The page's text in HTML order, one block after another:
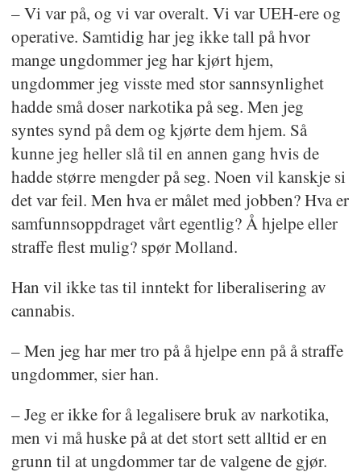
– Vi var på, og vi var overalt. Vi var UEH-ere og
operative. Samtidig har jeg ikke tall på hvor
mange ungdommer jeg har kjørt hjem,
ungdommer jeg visste med stor sannsynlighet
hadde små doser narkotika på seg. Men jeg
syntes synd på dem og kjørte dem hjem. Så
kunne jeg heller slå til en annen gang hvis de
hadde større mengder på seg. Noen vil kanskje si
det var feil. Men hva er målet med jobben? Hva er
samfunnsoppdraget vårt egentlig? Å hjelpe eller
straffe flest mulig? spør Molland.
Han vil ikke tas til inntekt for liberalisering av
cannabis.
– Men jeg har mer tro på å hjelpe enn på å straffe
ungdommer, sier han.
– Jeg er ikke for å legalisere bruk av narkotika,
men vi må huske på at det stort sett alltid er en
grunn til at ungdommer tar de valgene de gjør.